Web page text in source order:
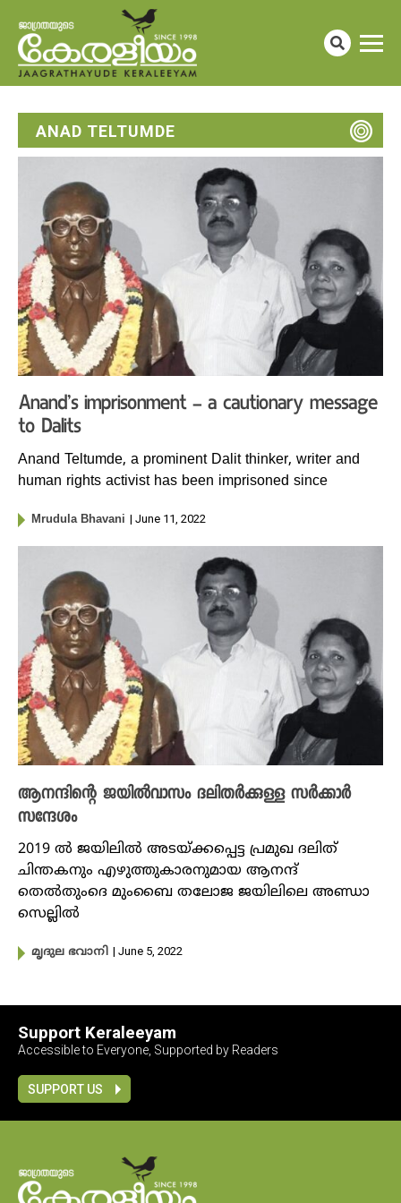
ANAD TELTUMDE
Anand’s imprisonment – a cautionary message
to Dalits
Anand Teltumde, a prominent Dalit thinker, writer and
human rights activist has been imprisoned since
Mrudula Bhavani | June 11, 2022
ആനന്ദിന്റെ ജയിൽവാസം ദലിതർക്കുള്ള സർക്കാർ
സന്ദേശം
2019 ൽ ജയിലിൽ അടയ്ക്കപ്പെട്ട പ്രമുഖ ദലിത്
ചിന്തകനും എഴുത്തുകാരനുമായ ആനന്ദ്
തെൽതുംദെ മുംബൈ തലോജ ജയിലിലെ അണ്ഡാ
സെല്ലിൽ
മൃദുല ഭവാനി | June 5, 2022
Support Keraleeyam
Accessible to Everyone, Supported by Readers
SUPPORT US